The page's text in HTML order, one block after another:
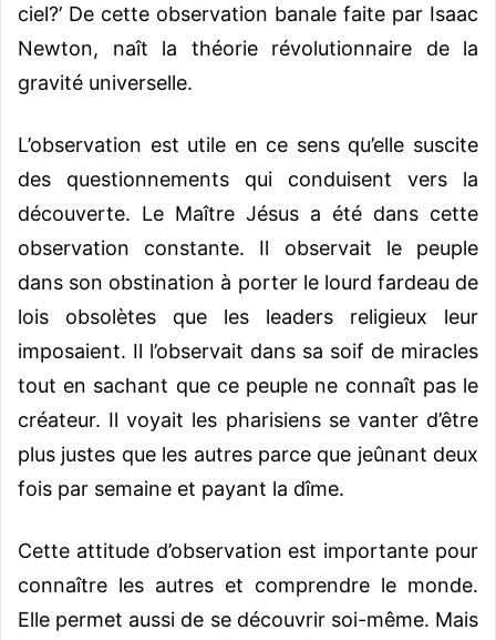
ciel?’ De cette observation banale faite par Isaac
Newton, naît la théorie révolutionnaire de la
gravité universelle.
L’observation est utile en ce sens qu’elle suscite
des questionnements qui conduisent vers la
découverte. Le Maître Jésus a été dans cette
observation constante. Il observait le peuple
dans son obstination à porter le lourd fardeau de
lois obsolètes que les leaders religieux leur
imposaient. Il l’observait dans sa soif de miracles
tout en sachant que ce peuple ne connaît pas le
créateur. Il voyait les pharisiens se vanter d’être
plus justes que les autres parce que jeûnant deux
fois par semaine et payant la dîme.
Cette attitude d’observation est importante pour
connaître les autres et comprendre le monde.
Elle permet aussi de se découvrir soi-même. Mais